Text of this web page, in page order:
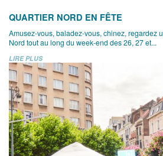
QUARTIER NORD EN FÊTE
Amusez-vous, baladez-vous, chinez, regardez
Nord tout au long du week-end des 26, 27 et...
LIRE PLUS